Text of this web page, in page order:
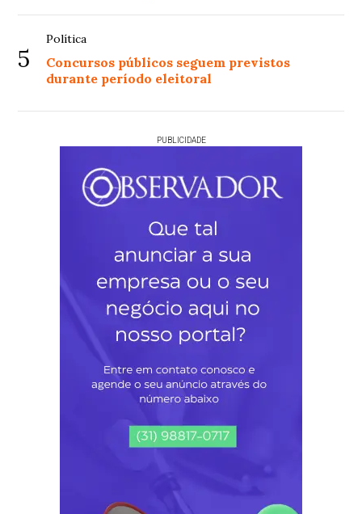
5
Política
Concursos públicos seguem previstos
durante período eleitoral
PUBLICIDADE